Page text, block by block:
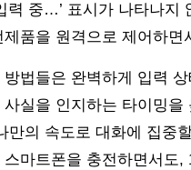
력 중…’ 표시가 나타나지
제품을 원격으로 제어하
방법들은 완벽하게 입력
사실을 인지하는 타이밍
만의 속도로 대화에 집중
스마트폰을 충전하면서도